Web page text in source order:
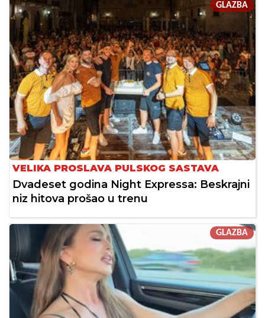
GLAZBA
VELIKA PROSLAVA PULSKOG SASTAVA
Dvadeset godina Night Expressa: Beskrajni
niz hitova prošao u trenu
GLAZBA